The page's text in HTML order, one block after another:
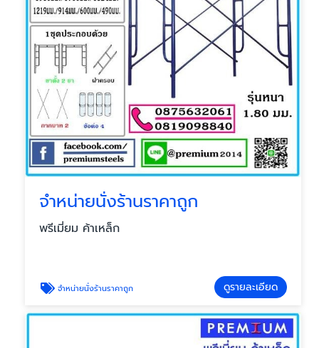
จำหน่ายนั่งร้านราคาถูก
พรีเมี่ยม ค้าเหล็ก
จำหน่ายนั่งร้านราคาถูก ดูรายละเอียด